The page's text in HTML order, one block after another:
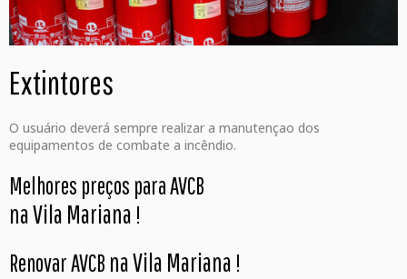
Extintores
O usuário deverá sempre realizar a manutençao dos
equipamentos de combate a incêndio.
Melhores preços para AVCB
na Vila Mariana !
Renovar AVCB na Vila Mariana !